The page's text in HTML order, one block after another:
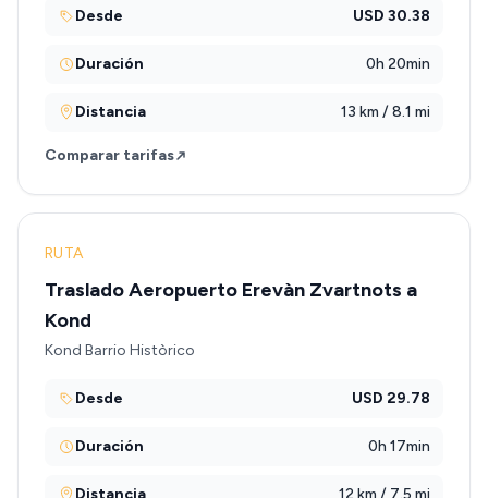
Desde USD 30.38
Duración 0h 20min
Distancia 13 km / 8.1 mi
Comparar tarifas
RUTA
Traslado Aeropuerto Erevàn Zvartnots a
Kond
Kond Barrio Històrico
Desde USD 29.78
Duración 0h 17min
Distancia 12 km / 7.5 mi